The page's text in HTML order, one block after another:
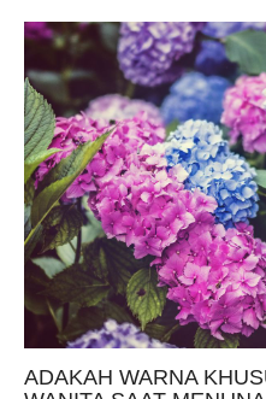
ADAKAH WARNA